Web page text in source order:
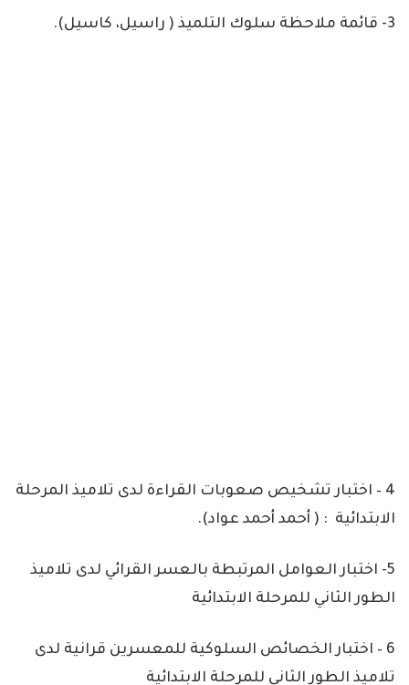
3- قائمة ملاحظة سلوك التلميذ ( راسيل، كاسيل).
4 – اختبار تشخيص صعوبات القراءة لدى تلاميذ المرحلة
الابتدائية : ( أحمد أحمد عواد).
5- اختبار العوامل المرتبطة بالعسر القرائي لدى تلاميذ
الطور الثاني للمرحلة الابتدائية
6 – اختبار الخصائص السلوكية للمعسرين قرانية لدى
تلاميذ الطور الثاني للمرحلة الابتدائية